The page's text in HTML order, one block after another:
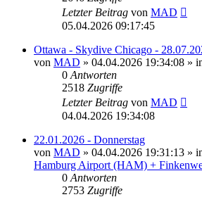
Letzter Beitrag von MAD
05.04.2026 09:17:45
Ottawa - Skydive Chicago -
von MAD » 04.04.2026 19:34:08 »
0 Antworten
2518 Zugriffe
Letzter Beitrag von MAD
04.04.2026 19:34:08
22.01.2026 - Donnerstag
von MAD » 04.04.2026 19:31:13 »
Hamburg Airport (HAM) +
0 Antworten
2753 Zugriffe